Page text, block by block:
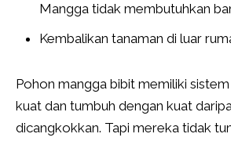
Mangga tidak membutuhkan
Kembalikan tanaman di luar
Pohon mangga bibit memiliki
kuat dan tumbuh dengan kuat
dicangkokkan. Tapi mereka tidak